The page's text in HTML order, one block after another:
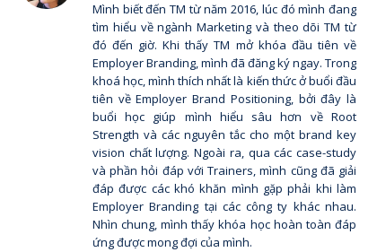
Mình biết đến TM từ năm 2016, lúc đó mình đang
tìm hiểu về ngành Marketing và theo dõi TM từ
đó đến giờ. Khi thấy TM mở khóa đầu tiên về
Employer Branding, mình đã đăng ký ngay. Trong
khoá học, mình thích nhất là kiến thức ở buổi đầu
tiên về Employer Brand Positioning, bởi đây là
buổi học giúp mình hiểu sâu hơn về Root
Strength và các nguyên tắc cho một brand key
vision chất lượng. Ngoài ra, qua các case-study
và phần hỏi đáp với Trainers, mình cũng đã giải
đáp được các khó khăn mình gặp phải khi làm
Employer Branding tại các công ty khác nhau.
Nhìn chung, mình thấy khóa học hoàn toàn đáp
ứng được mong đợi của mình.